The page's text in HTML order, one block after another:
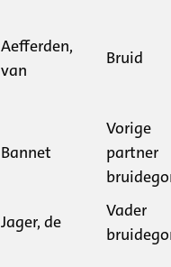
Aefferden,
van
Bruid
Bannet
Vorige
partner
Jager, de
Vader